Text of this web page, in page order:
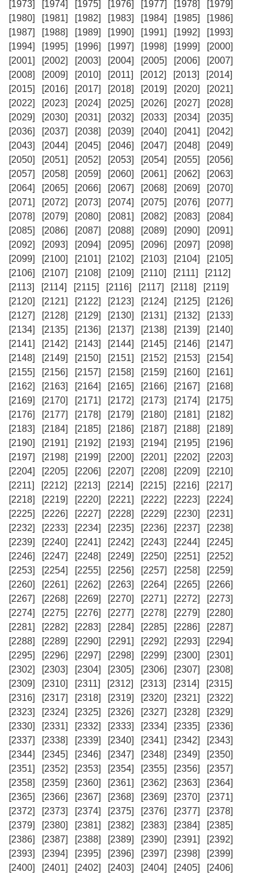
[1973] [1974] [1975] [1976] [1977] [1978]
[1979]
[1980]
[1981] [1982] [1983] [1984] [1985]
[1986]
[1987]
[1988] [1989] [1990] [1991] [1992]
[1993]
[1994]
[1995] [1996] [1997] [1998] [1999]
[2000]
[2001]
[2002] [2003] [2004] [2005] [2006]
[2007]
[2008]
[2009] [2010] [2011] [2012] [2013]
[2014]
[2015]
[2016] [2017] [2018] [2019] [2020]
[2021]
[2022]
[2023] [2024] [2025] [2026] [2027]
[2028]
[2029]
[2030] [2031] [2032] [2033] [2034]
[2035]
[2036]
[2037] [2038] [2039] [2040] [2041]
[2042]
[2043]
[2044] [2045] [2046] [2047] [2048]
[2049]
[2050]
[2051] [2052] [2053] [2054] [2055]
[2056]
[2057]
[2058] [2059] [2060] [2061] [2062]
[2063]
[2064]
[2065] [2066] [2067] [2068] [2069]
[2070]
[2071]
[2072] [2073] [2074] [2075] [2076]
[2077]
[2078]
[2079] [2080] [2081] [2082] [2083]
[2084]
[2085]
[2086] [2087] [2088] [2089] [2090]
[2091]
[2092]
[2093] [2094] [2095] [2096] [2097]
[2098]
[2099]
[2100] [2101] [2102] [2103] [2104]
[2105]
[2106]
[2107] [2108] [2109] [2110] [2111]
[2112]
[2113]
[2114] [2115] [2116] [2117] [2118]
[2119]
[2120]
[2121] [2122] [2123] [2124] [2125]
[2126]
[2127]
[2128] [2129] [2130] [2131] [2132]
[2133]
[2134]
[2135] [2136] [2137] [2138] [2139]
[2140]
[2141]
[2142] [2143] [2144] [2145] [2146]
[2147]
[2148]
[2149] [2150] [2151] [2152] [2153]
[2154]
[2155]
[2156] [2157] [2158] [2159] [2160]
[2161]
[2162]
[2163] [2164] [2165] [2166] [2167]
[2168]
[2169]
[2170] [2171] [2172] [2173] [2174]
[2175]
[2176]
[2177] [2178] [2179] [2180] [2181]
[2182]
[2183]
[2184] [2185] [2186] [2187] [2188]
[2189]
[2190]
[2191] [2192] [2193] [2194] [2195]
[2196]
[2197]
[2198] [2199] [2200] [2201] [2202]
[2203]
[2204]
[2205] [2206] [2207] [2208] [2209]
[2210]
[2211]
[2212] [2213] [2214] [2215] [2216]
[2217]
[2218]
[2219] [2220] [2221] [2222] [2223]
[2224]
[2225]
[2226] [2227] [2228] [2229] [2230]
[2231]
[2232]
[2233] [2234] [2235] [2236] [2237]
[2238]
[2239]
[2240] [2241] [2242] [2243] [2244]
[2245]
[2246]
[2247] [2248] [2249] [2250] [2251]
[2252]
[2253]
[2254] [2255] [2256] [2257] [2258]
[2259]
[2260]
[2261] [2262] [2263] [2264] [2265]
[2266]
[2267]
[2268] [2269] [2270] [2271] [2272]
[2273]
[2274]
[2275] [2276] [2277] [2278] [2279]
[2280]
[2281]
[2282] [2283] [2284] [2285] [2286]
[2287]
[2288]
[2289] [2290] [2291] [2292] [2293]
[2294]
[2295]
[2296] [2297] [2298] [2299] [2300]
[2301]
[2302]
[2303] [2304] [2305] [2306] [2307]
[2308]
[2309]
[2310] [2311] [2312] [2313] [2314]
[2315]
[2316]
[2317] [2318] [2319] [2320] [2321]
[2322]
[2323]
[2324] [2325] [2326] [2327] [2328]
[2329]
[2330]
[2331] [2332] [2333] [2334] [2335]
[2336]
[2337]
[2338] [2339] [2340] [2341] [2342]
[2343]
[2344]
[2345] [2346] [2347] [2348] [2349]
[2350]
[2351]
[2352] [2353] [2354] [2355] [2356]
[2357]
[2358]
[2359] [2360] [2361] [2362] [2363]
[2364]
[2365]
[2366] [2367] [2368] [2369] [2370]
[2371]
[2372]
[2373] [2374] [2375] [2376] [2377]
[2378]
[2379]
[2380] [2381] [2382] [2383] [2384]
[2385]
[2386]
[2387] [2388] [2389] [2390] [2391]
[2392]
[2393]
[2394] [2395] [2396] [2397] [2398]
[2399]
[2400]
[2401] [2402] [2403] [2404] [2405]
[2406]